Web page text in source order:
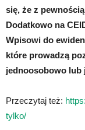
się, że z
Dodatkowo na
Wpisowi do
które prowadzą
jednoosobowo lub
Przeczytaj też:
tylko/